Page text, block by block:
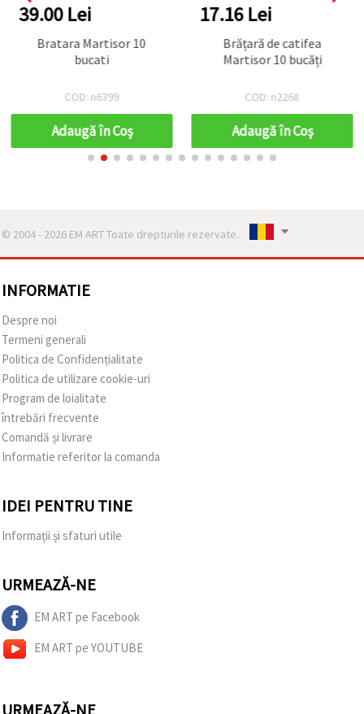
39.00 Lei
Bratara Martisor 10
bucati
COD: n6399
Adaugă în Coş
17.16 Lei
Brățară de catifea
Martisor 10 bucăți
COD: n2268
Adaugă în Coş
© 2004 - 2026 EM ART Toate drepturile rezervate..
INFORMATIE
Despre noi
Termeni generali
Politica de Confidențialitate
Politica de utilizare cookie-uri
Program de loialitate
întrebări frecvente
Comandă și livrare
Informatie referitor la comanda
IDEI PENTRU TINE
Informații și sfaturi utile
URMEAZĂ-NE
EM ART pe Facebook
EM ART pe YOUTUBE
URMEAZĂ-NE